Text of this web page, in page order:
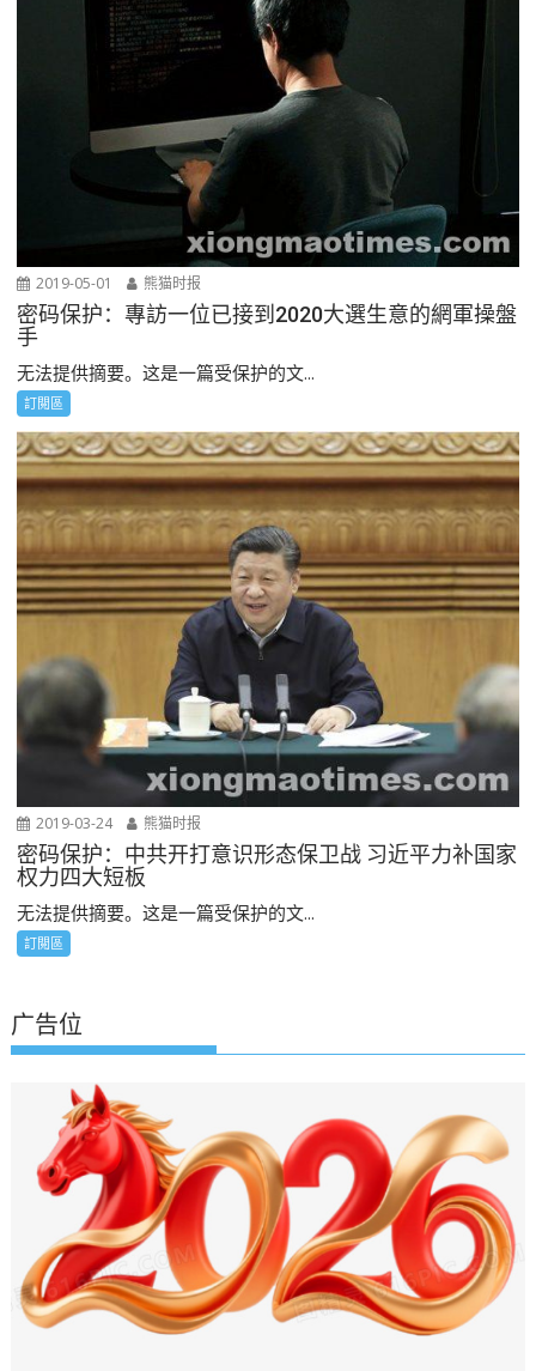
2019-05-01 熊猫时报
密码保护：專訪一位已接到2020大選生意的網軍操盤
手
无法提供摘要。这是一篇受保护的文...
訂閲區
2019-03-24 熊猫时报
密码保护：中共开打意识形态保卫战 习近平力补国家
权力四大短板
无法提供摘要。这是一篇受保护的文...
訂閲區
广告位